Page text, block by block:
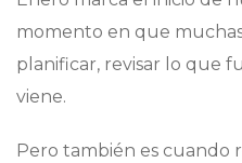
momento en que
planificar, revisar lo que
viene.
Pero también es cuando